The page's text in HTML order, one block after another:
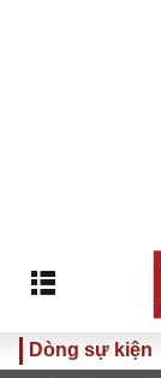
Dòng sự kiện
Đưa Nghị